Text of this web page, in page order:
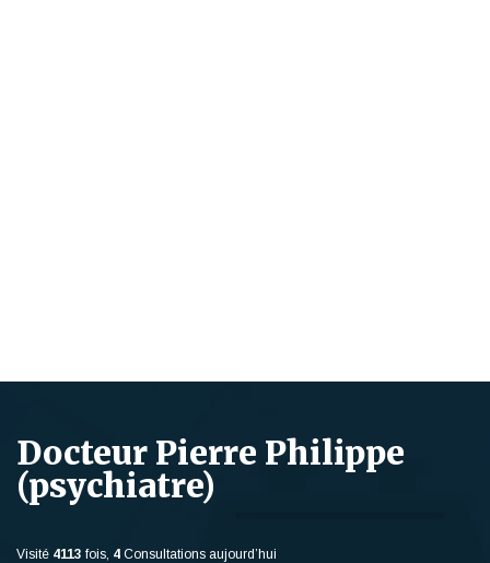
Docteur Pierre Philippe
(psychiatre)
Visité 4113 fois, 4 Consultations aujourd’hui